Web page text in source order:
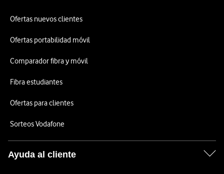
Ofertas nuevos clientes
Ofertas portabilidad móvil
Comparador fibra y móvil
Fibra estudiantes
Ofertas para clientes
Sorteos Vodafone
Ayuda al cliente